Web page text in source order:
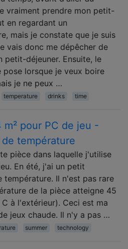
vraiment prendre mon petit-
en regardant un
mais je constate que je suis
vais donc me dépêcher de
petit-déjeuner. Ensuite, le
pose lorsque je veux boire
je ne peux …
temperature drinks time
m² pour PC de jeu -
température
pièce dans laquelle j'utilise
En été, j'ai un petit
température. Il n'est pas rare
de la pièce atteigne 45
C à l'extérieur). Ceci est ma
jeux chaude. Il n'y a pas …
summer technology